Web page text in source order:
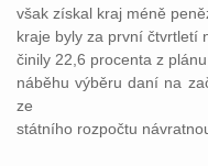
však získal kraj méně
kraje byly za první čtvrtletí
činily 22,6 procenta z
náběhu výběru daní na
ze
státního rozpočtu